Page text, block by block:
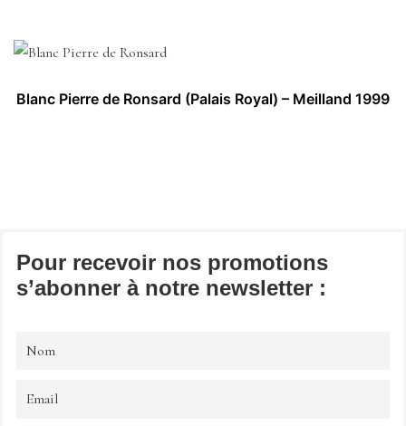
Blanc Pierre de Ronsard (Palais Royal) – Meilland 1999
Pour recevoir nos promotions
s’abonner à notre newsletter :